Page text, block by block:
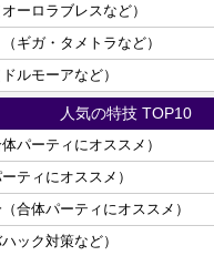
ーロラブレスなど）
ギガ・タメトラなど）
ルモーアなど）
人気の特技 TOP10
パーティにオススメ）
ティにオススメ）
合体パーティにオススメ）
ック対策など）